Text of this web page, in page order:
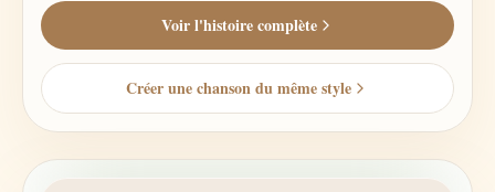
Voir l'histoire complète
Créer une chanson du même style